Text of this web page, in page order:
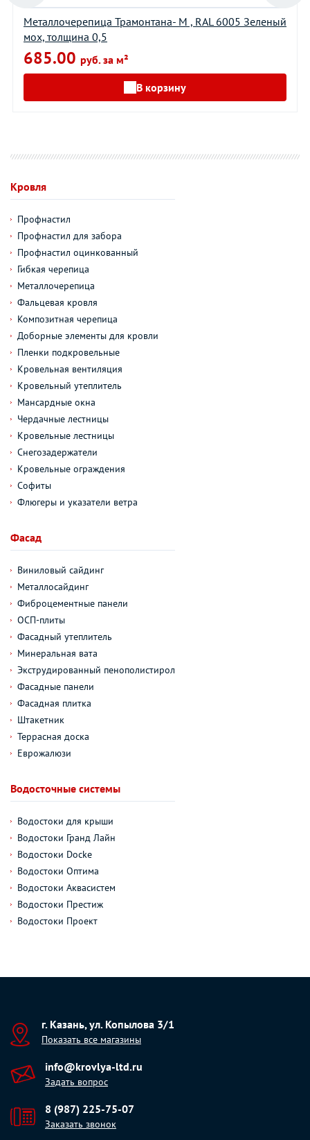
Металлочерепица Трамонтана- M , RAL 6005 Зеленый
мох, толщина 0,5
685.00 руб. за м²
В корзину
Кровля
Профнастил
Профнастил для забора
Профнастил оцинкованный
Гибкая черепица
Металлочерепица
Фальцевая кровля
Композитная черепица
Доборные элементы для кровли
Пленки подкровельные
Кровельная вентиляция
Кровельный утеплитель
Мансардные окна
Чердачные лестницы
Кровельные лестницы
Снегозадержатели
Кровельные ограждения
Софиты
Флюгеры и указатели ветра
Фасад
Виниловый сайдинг
Металлосайдинг
Фиброцементные панели
ОСП-плиты
Фасадный утеплитель
Минеральная вата
Экструдированный пенополистирол
Фасадные панели
Фасадная плитка
Штакетник
Террасная доска
Еврожалюзи
Водосточные системы
Водостоки для крыши
Водостоки Гранд Лайн
Водостоки Docke
Водостоки Оптима
Водостоки Аквасистем
Водостоки Престиж
Водостоки Проект
г. Казань, ул. Копылова 3/1
Показать все магазины
info@krovlya-ltd.ru
Задать вопрос
8 (987) 225-75-07
Заказать звонок